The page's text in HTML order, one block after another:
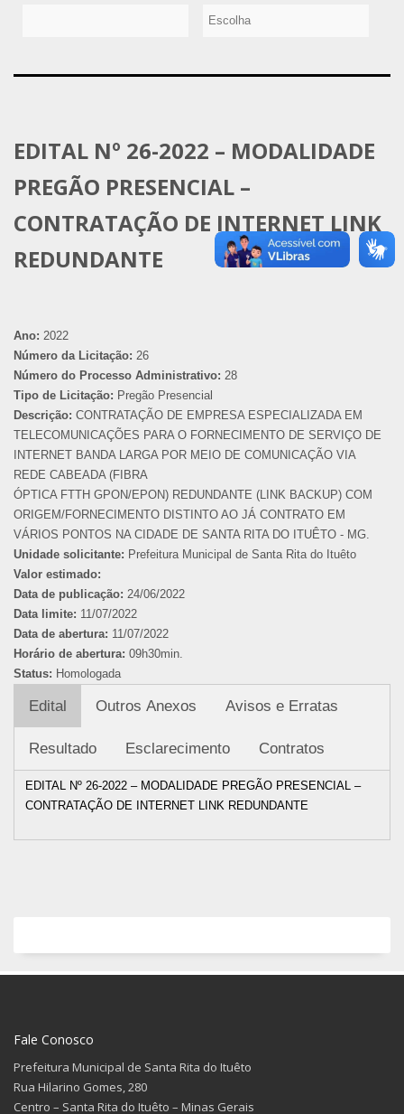
EDITAL Nº 26-2022 – MODALIDADE
PREGÃO PRESENCIAL –
CONTRATAÇÃO DE INTERNET LINK
REDUNDANTE
Ano: 2022
Número da Licitação: 26
Número do Processo Administrativo: 28
Tipo de Licitação: Pregão Presencial
Descrição: CONTRATAÇÃO DE EMPRESA ESPECIALIZADA EM
TELECOMUNICAÇÕES PARA O FORNECIMENTO DE SERVIÇO DE
INTERNET BANDA LARGA POR MEIO DE COMUNICAÇÃO VIA
REDE CABEADA (FIBRA
ÓPTICA FTTH GPON/EPON) REDUNDANTE (LINK BACKUP) COM
ORIGEM/FORNECIMENTO DISTINTO AO JÁ CONTRATO EM
VÁRIOS PONTOS NA CIDADE DE SANTA RITA DO ITUÊTO - MG.
Unidade solicitante: Prefeitura Municipal de Santa Rita do Ituêto
Valor estimado:
Data de publicação: 24/06/2022
Data limite: 11/07/2022
Data de abertura: 11/07/2022
Horário de abertura: 09h30min.
Status: Homologada
Edital Outros Anexos Avisos e Erratas
Resultado Esclarecimento Contratos
EDITAL Nº 26-2022 – MODALIDADE PREGÃO PRESENCIAL –
CONTRATAÇÃO DE INTERNET LINK REDUNDANTE
Fale Conosco
Prefeitura Municipal de Santa Rita do Ituêto
Rua Hilarino Gomes, 280
Centro – Santa Rita do Ituêto – Minas Gerais